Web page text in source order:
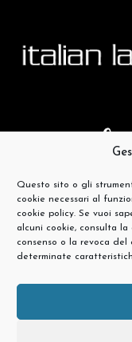
Questo sito o gli
cookie necessari al
cookie policy. Se vuoi
alcuni cookie, consulta la
consenso o la revoca
determinate